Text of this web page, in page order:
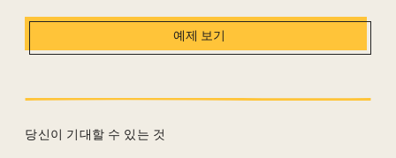
예제 보기
당신이 기대할 수 있는 것